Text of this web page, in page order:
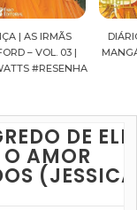
APOTECÁRIA |
| NATSU HYUUGA
DE
AMOR
(JESSICA